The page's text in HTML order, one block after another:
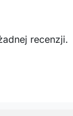
recenzji.